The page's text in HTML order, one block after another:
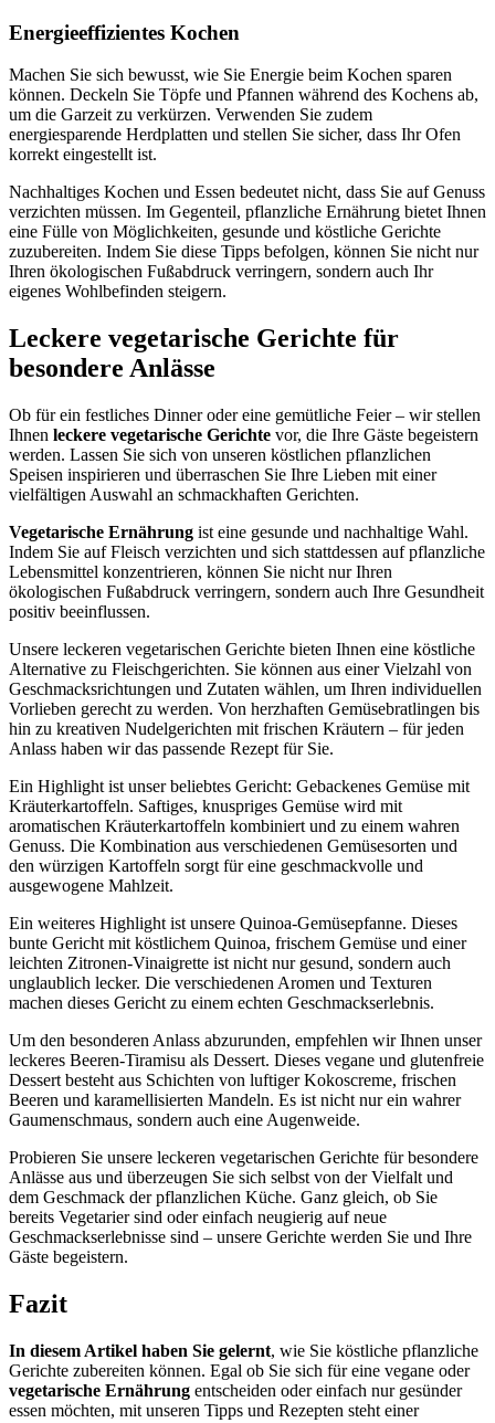
Energieeffizientes Kochen
Machen Sie sich bewusst, wie Sie Energie beim Kochen sparen
können. Deckeln Sie Töpfe und Pfannen während des Kochens ab,
um die Garzeit zu verkürzen. Verwenden Sie zudem
energiesparende Herdplatten und stellen Sie sicher, dass Ihr Ofen
korrekt eingestellt ist.
Nachhaltiges Kochen und Essen bedeutet nicht, dass Sie auf Genuss
verzichten müssen. Im Gegenteil, pflanzliche Ernährung bietet Ihnen
eine Fülle von Möglichkeiten, gesunde und köstliche Gerichte
zuzubereiten. Indem Sie diese Tipps befolgen, können Sie nicht nur
Ihren ökologischen Fußabdruck verringern, sondern auch Ihr
eigenes Wohlbefinden steigern.
Leckere vegetarische Gerichte für
besondere Anlässe
Ob für ein festliches Dinner oder eine gemütliche Feier – wir stellen
Ihnen leckere vegetarische Gerichte vor, die Ihre Gäste begeistern
werden. Lassen Sie sich von unseren köstlichen pflanzlichen
Speisen inspirieren und überraschen Sie Ihre Lieben mit einer
vielfältigen Auswahl an schmackhaften Gerichten.
Vegetarische Ernährung ist eine gesunde und nachhaltige Wahl.
Indem Sie auf Fleisch verzichten und sich stattdessen auf pflanzliche
Lebensmittel konzentrieren, können Sie nicht nur Ihren
ökologischen Fußabdruck verringern, sondern auch Ihre Gesundheit
positiv beeinflussen.
Unsere leckeren vegetarischen Gerichte bieten Ihnen eine köstliche
Alternative zu Fleischgerichten. Sie können aus einer Vielzahl von
Geschmacksrichtungen und Zutaten wählen, um Ihren individuellen
Vorlieben gerecht zu werden. Von herzhaften Gemüsebratlingen bis
hin zu kreativen Nudelgerichten mit frischen Kräutern – für jeden
Anlass haben wir das passende Rezept für Sie.
Ein Highlight ist unser beliebtes Gericht: Gebackenes Gemüse mit
Kräuterkartoffeln. Saftiges, knuspriges Gemüse wird mit
aromatischen Kräuterkartoffeln kombiniert und zu einem wahren
Genuss. Die Kombination aus verschiedenen Gemüsesorten und
den würzigen Kartoffeln sorgt für eine geschmackvolle und
ausgewogene Mahlzeit.
Ein weiteres Highlight ist unsere Quinoa-Gemüsepfanne. Dieses
bunte Gericht mit köstlichem Quinoa, frischem Gemüse und einer
leichten Zitronen-Vinaigrette ist nicht nur gesund, sondern auch
unglaublich lecker. Die verschiedenen Aromen und Texturen
machen dieses Gericht zu einem echten Geschmackserlebnis.
Um den besonderen Anlass abzurunden, empfehlen wir Ihnen unser
leckeres Beeren-Tiramisu als Dessert. Dieses vegane und glutenfreie
Dessert besteht aus Schichten von luftiger Kokoscreme, frischen
Beeren und karamellisierten Mandeln. Es ist nicht nur ein wahrer
Gaumenschmaus, sondern auch eine Augenweide.
Probieren Sie unsere leckeren vegetarischen Gerichte für besondere
Anlässe aus und überzeugen Sie sich selbst von der Vielfalt und
dem Geschmack der pflanzlichen Küche. Ganz gleich, ob Sie
bereits Vegetarier sind oder einfach neugierig auf neue
Geschmackserlebnisse sind – unsere Gerichte werden Sie und Ihre
Gäste begeistern.
Fazit
In diesem Artikel haben Sie gelernt, wie Sie köstliche pflanzliche
Gerichte zubereiten können. Egal ob Sie sich für eine vegane oder
vegetarische Ernährung entscheiden oder einfach nur gesünder
essen möchten, mit unseren Tipps und Rezepten steht einer